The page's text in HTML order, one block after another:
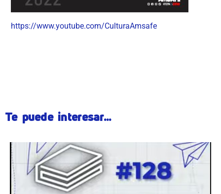
https://www.youtube.com/CulturaAmsafe
Te puede interesar...